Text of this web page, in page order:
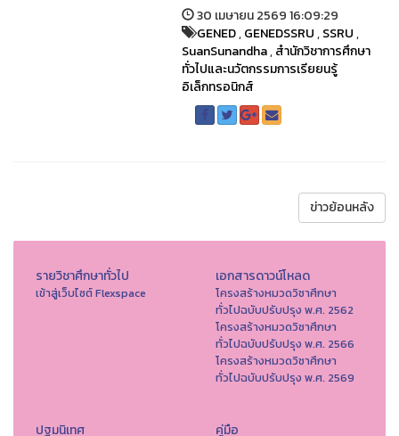
30 เมษายน 2569 16:09:29
GENED,GENEDSSRU,SSRU,
SuanSunandha,สำนักวิชาการศึกษา
ทั่วไปและนวัตกรรมการเรียยนรู้
อิเล็กทรอนิกส์
ข่าวย้อนหลัง
รายวิชาศึกษาทั่วไป
เข้าสู่เว็บไซต์ Flexspace
เอกสารดาวน์โหลด
โครงสร้างหมวดวิชาศึกษา
ทั่วไปฉบับปรับปรุง พ.ศ. 2562
โครงสร้างหมวดวิชาศึกษา
ทั่วไปฉบับปรับปรุง พ.ศ. 2566
โครงสร้างหมวดวิชาศึกษา
ทั่วไปฉบับปรับปรุง พ.ศ. 2569
ปฐมนิเทศ คู่มือ